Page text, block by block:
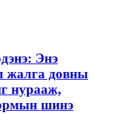
Энэ
жалга довны
нурааж,
шинэ